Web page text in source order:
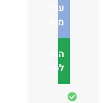
עוד
מידע
הוספה
לסל